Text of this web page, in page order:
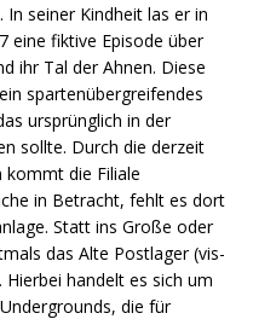
. In seiner Kindheit las er in
eine fiktive Episode über
ihr Tal der Ahnen. Diese
spartenübergreifendes
ursprünglich in der
sollte. Durch die derzeit
kommt die Filiale
in Betracht, fehlt es dort
Statt ins Große oder
das Alte Postlager (vis-
handelt es sich um
die für